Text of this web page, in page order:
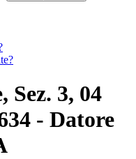
Sez. 3, 04
- Datore